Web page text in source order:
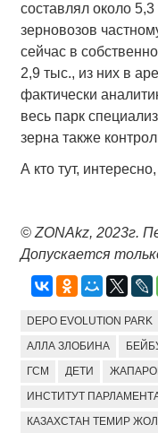
составлял около
зерновозов
сейчас в
2,9 тыс., из них в
фактически
весь парк
зерна также
А кто тут,
© ZONAkz, 2023г.
Допускается
DEPO EVOLUTION PARK
АЛЛА ЗЛОБИНА
ГСМ ДЕТИ
ИНСТИТУТ
КАЗАХСТАН ТЕМИР